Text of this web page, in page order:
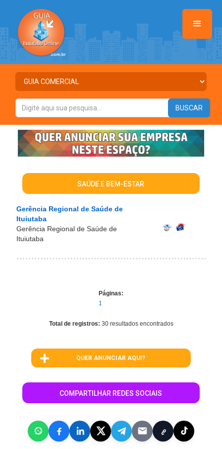
SAÚDE E BEM-ESTAR
Gerência Regional de Saúde de
Ituiutaba
Gerência Regional de Saúde de
Ituiutaba
Páginas:
1
Total de registros: 30 resultados encontrados
QUER ANUNCIAR AQUI?
COMPARTILHAR REDES SOCIAIS